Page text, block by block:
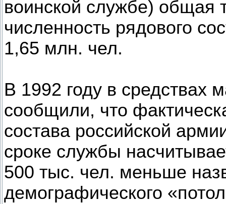
воинской службе) общая
численность рядового
1,65 млн. чел.
В 1992 году в средствах
сообщили, что
состава российской
сроке службы
500 тыс. чел. меньше
демографического